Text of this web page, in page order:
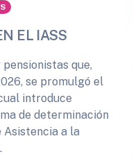
EL IASS
que,
se promulgó el
introduce
de determinación
a la